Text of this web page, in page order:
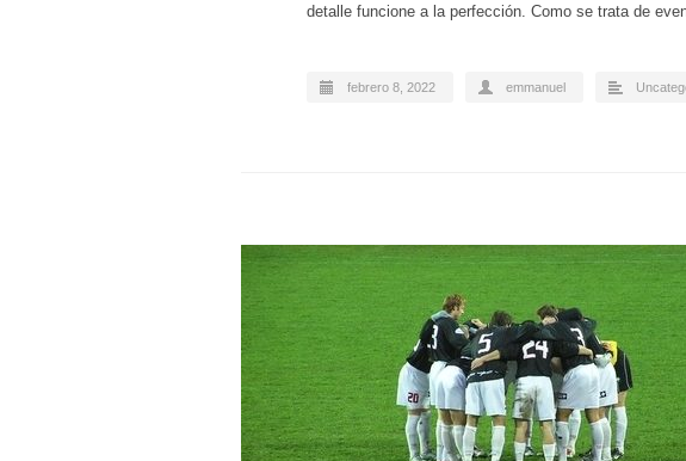
detalle funcione a la perfección. Como se trata de
febrero 8, 2022 emmanuel